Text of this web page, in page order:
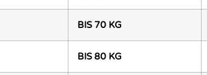
BIS 70 KG
BIS 80 KG